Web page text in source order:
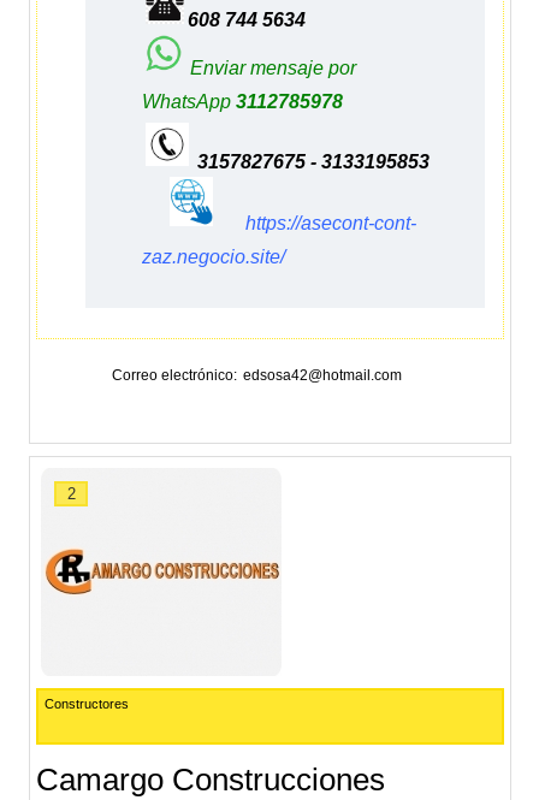
608 744 5634
Enviar mensaje por
WhatsApp 3112785978
3157827675 - 3133195853
https://asecont-cont-
zaz.negocio.site/
Correo electrónico edsosa42@hotmail.com
2
Constructores
Camargo Construcciones